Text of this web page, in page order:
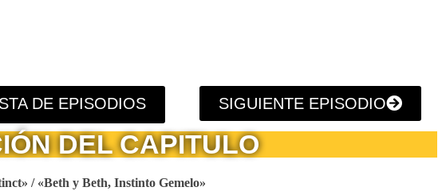
DE EPISODIOS SIGUIENTE EPISODIO
DEL CAPITULO
/ «Beth y Beth, Instinto Gemelo»